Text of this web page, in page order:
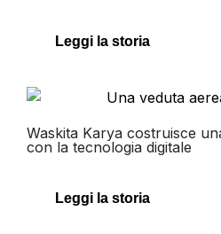
Leggi la storia
Waskita Karya costruisce
con la tecnologia digitale
Leggi la storia